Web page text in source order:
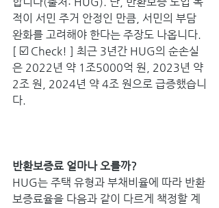
적이 서민 주거 안정인 만큼, 서민의 부담
완화를 고려해야 한다는 주장도 나옵니다.
[ ☑️ Check! ] 최근 3년간 HUG의 순손실
은 2022년 약 1조5000억 원, 2023년 약
2조 원, 2024년 약 4조 원으로 급증했습니
다.
반환보증료 얼마나 오를까?
HUG는 주택 유형과 부채비율에 따라 반환
보증료율을 다음과 같이 다르게 책정할 계